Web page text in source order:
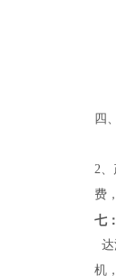
1
2
①
②
四
1
2
费
七
达
机